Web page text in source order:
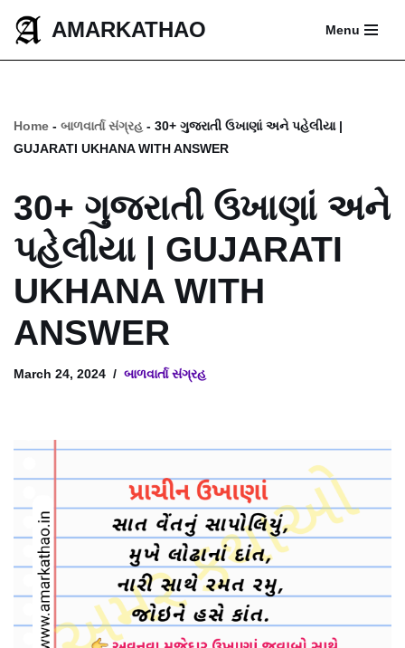
Skip
AMARKATHAO Menu
Home - બાળવાર્તા સંગ્રહ - 30+ ગુજરાતી ઉખાણાં અને પહેલીયા |
GUJARATI UKHANA WITH ANSWER
30+ ગુજરાતી ઉખાણાં અને
પહેલીયા | GUJARATI
UKHANA WITH
ANSWER
March 24, 2024 બાળવાર્તા સંગ્રહ